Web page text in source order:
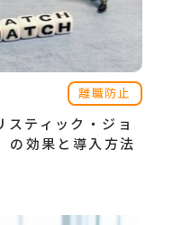
離職防止
スティック・ジョ
の効果と導入方法